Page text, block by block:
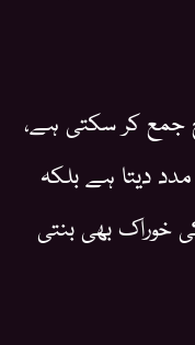
جمع کر سکتی ہے،
دیتا ہے بلکہ
کی خوراک بھی بنتی